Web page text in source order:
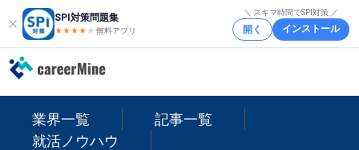
SPI対策問題集
★★★★ ★★
無料アプリ
＼ スキマ時間でSPI対策 ／
開く インストール
業界一覧
記事一覧
就活ノウハウ